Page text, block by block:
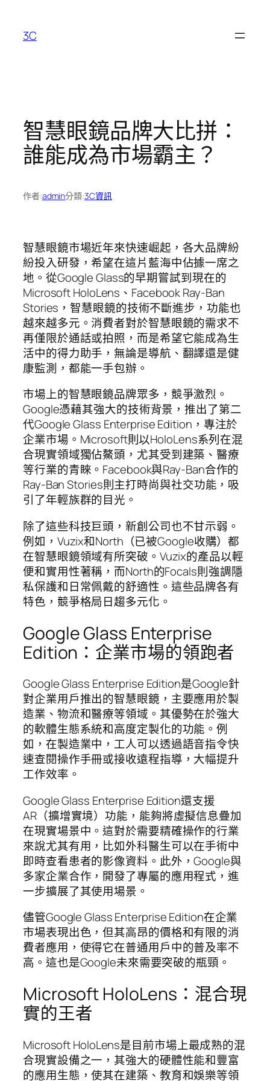
3C
智慧眼鏡品牌大比拼：
誰能成為市場霸主？
作者:admin分類:3C資訊
智慧眼鏡市場近年來快速崛起，各大品牌紛
紛投入研發，希望在這片藍海中佔據一席之
地。從Google Glass的早期嘗試到現在的
Microsoft HoloLens、Facebook Ray-Ban
Stories，智慧眼鏡的技術不斷進步，功能也
越來越多元。消費者對於智慧眼鏡的需求不
再僅限於通話或拍照，而是希望它能成為生
活中的得力助手，無論是導航、翻譯還是健
康監測，都能一手包辦。
市場上的智慧眼鏡品牌眾多，競爭激烈。
Google憑藉其強大的技術背景，推出了第二
代Google Glass Enterprise Edition，專注於
企業市場。Microsoft則以HoloLens系列在混
合現實領域獨佔鰲頭，尤其受到建築、醫療
等行業的青睞。Facebook與Ray-Ban合作的
Ray-Ban Stories則主打時尚與社交功能，吸
引了年輕族群的目光。
除了這些科技巨頭，新創公司也不甘示弱。
例如，Vuzix和North（已被Google收購）都
在智慧眼鏡領域有所突破。Vuzix的產品以輕
便和實用性著稱，而North的Focals則強調隱
私保護和日常佩戴的舒適性。這些品牌各有
特色，競爭格局日趨多元化。
Google Glass Enterprise
Edition：企業市場的領跑者
Google Glass Enterprise Edition是Google針
對企業用戶推出的智慧眼鏡，主要應用於製
造業、物流和醫療等領域。其優勢在於強大
的軟體生態系統和高度定製化的功能。例
如，在製造業中，工人可以透過語音指令快
速查閱操作手冊或接收遠程指導，大幅提升
工作效率。
Google Glass Enterprise Edition還支援
AR（擴增實境）功能，能夠將虛擬信息疊加
在現實場景中。這對於需要精確操作的行業
來說尤其有用，比如外科醫生可以在手術中
即時查看患者的影像資料。此外，Google與
多家企業合作，開發了專屬的應用程式，進
一步擴展了其使用場景。
儘管Google Glass Enterprise Edition在企業
市場表現出色，但其高昂的價格和有限的消
費者應用，使得它在普通用戶中的普及率不
高。這也是Google未來需要突破的瓶頸。
Microsoft HoloLens：混合現
實的王者
Microsoft HoloLens是目前市場上最成熟的混
合現實設備之一，其強大的硬體性能和豐富
的應用生態，使其在建築、教育和娛樂等領